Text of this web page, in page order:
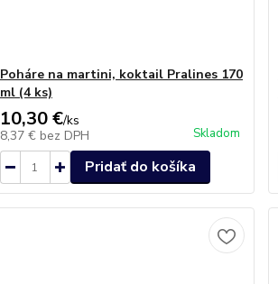
Poháre na martini, koktail Pralines 170
ml (4 ks)
10,30 €/ks
8,37 € bez DPH Skladom
Pridať do košíka